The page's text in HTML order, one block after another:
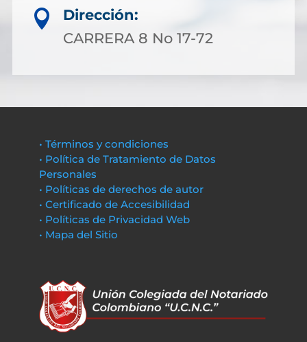

Dirección:
CARRERA 8 No 17-72
• Términos y condiciones
• Política de Tratamiento de Datos
Personales
• Políticas de derechos de autor
• Certificado de Accesibilidad
• Políticas de Privacidad Web
• Mapa del Sitio